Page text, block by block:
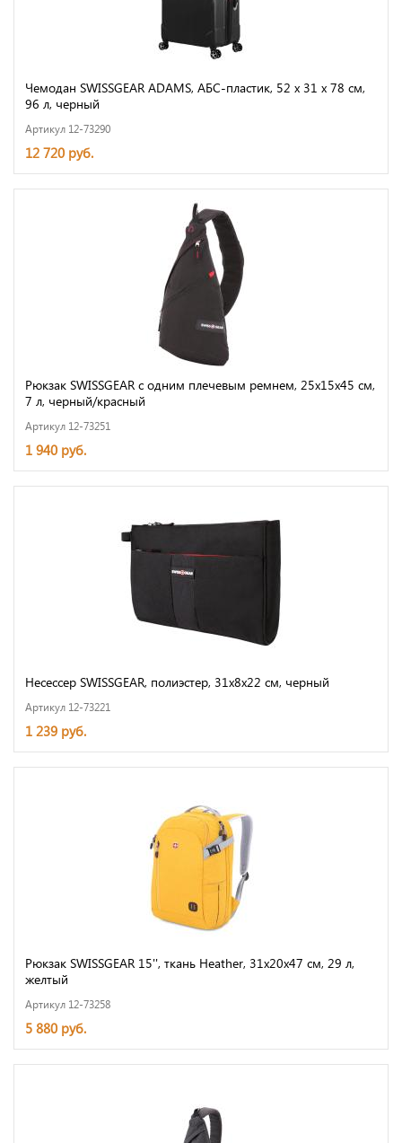
Чемодан SWISSGEAR ADAMS, АБС-пластик, 52 x 31 x 78 см,
96 л, черный
Артикул 12-73290
12 720 руб.
Рюкзак SWISSGEAR с одним плечевым ремнем, 25x15x45 см,
7 л, черный/красный
Артикул 12-73251
1 940 руб.
Несессер SWISSGEAR, полиэстер, 31x8x22 см, черный
Артикул 12-73221
1 239 руб.
Рюкзак SWISSGEAR 15'', ткань Heather, 31x20x47 см, 29 л,
желтый
Артикул 12-73258
5 880 руб.